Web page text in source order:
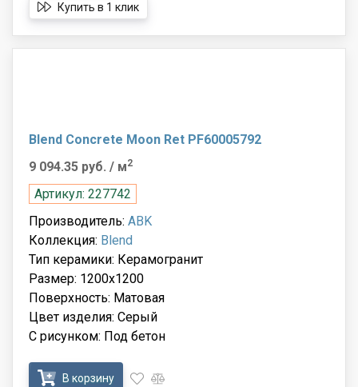
Купить в 1 клик
Blend Concrete Moon Ret PF60005792
9 094.35 руб. / м2
Артикул: 227742
Производитель: ABK
Коллекция: Blend
Тип керамики: Керамогранит
Размер: 1200x1200
Поверхность: Матовая
Цвет изделия: Серый
С рисунком: Под бетон
В корзину